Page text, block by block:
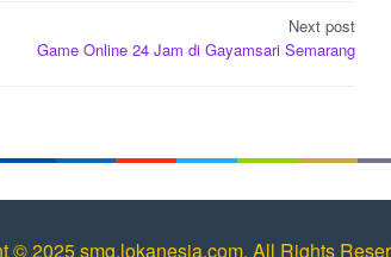
Next post
Game Online 24 Jam di Gayamsari Semarang
© 2025 smg.lokanesia.com. All Rights